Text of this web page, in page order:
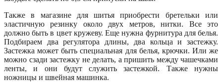
Также в магазине для шитья приобрести бретельки или
эластичную резинку около двух метров, нитки. Все это
должно быть в цвет кружеву. Еще нужна фурнитура для белья.
Подбираем два регулятора длины, два кольца и застежку.
Застежка может быть специальная для белья, крючки. Или же
можно сзади застежку не делать, а пришить между чашечками
ленты, и они будут служить застежкой. Также нужны
ножницы и швейная машинка.